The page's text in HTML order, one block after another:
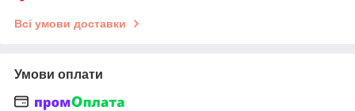
Всі умови доставки
Умови оплати